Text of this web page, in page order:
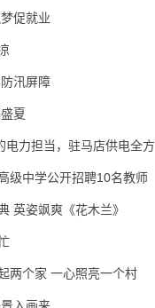
促就业
汛屏障
夏
电力担当，驻马店供电全方
级中学公开招聘10名教师
英姿飒爽《花木兰》
两个家 一心照亮一个村